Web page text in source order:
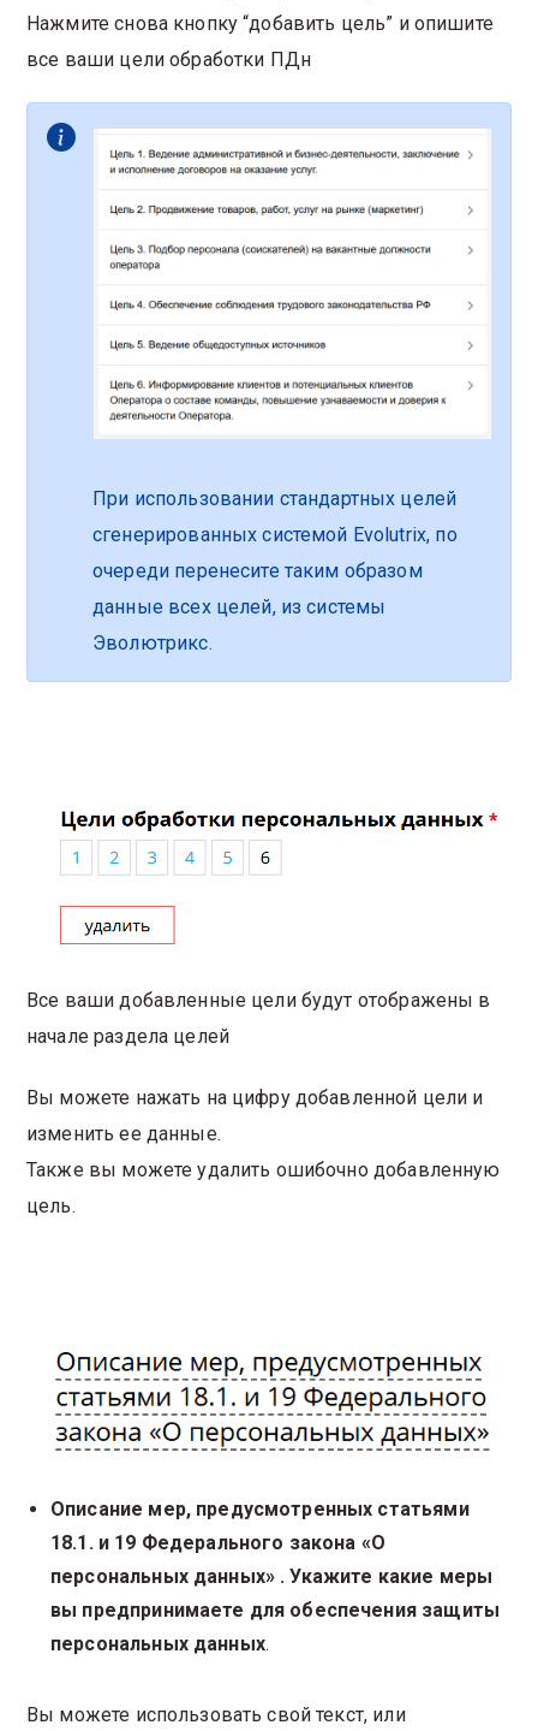
Нажмите снова кнопку “добавить цель” и опишите
все ваши цели обработки ПДн
При использовании стандартных целей
сгенерированных системой Evolutrix, по
очереди перенесите таким образом
данные всех целей, из системы
Эволютрикс.
Все ваши добавленные цели будут отображены в
начале раздела целей
Вы можете нажать на цифру добавленной цели и
изменить ее данные.
Также вы можете удалить ошибочно добавленную
цель.
Описание мер, предусмотренных статьями
18.1. и 19 Федерального закона «О
персональных данных» . Укажите какие меры
вы предпринимаете для обеспечения защиты
персональных данных.
Вы можете использовать свой текст, или